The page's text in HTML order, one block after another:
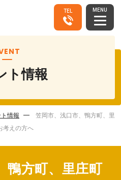
TEL MENU
ト情報
情報
笠岡市、浅口市、鴨方町、里
考えの方へ
鴨方町、里庄町